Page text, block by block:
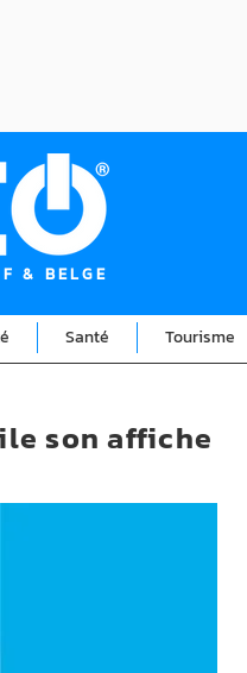
& BELGE
Santé Tourisme
son affiche